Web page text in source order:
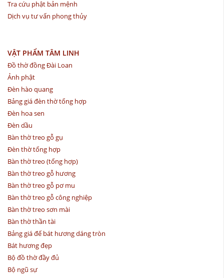
Tra cứu phật bản mệnh
Dịch vụ tư vấn phong thủy
VẬT PHẨM TÂM LINH
Đồ thờ đồng Đài Loan
Ảnh phật
Đèn hào quang
Bảng giá đèn thờ tổng hợp
Đèn hoa sen
Đèn dầu
Bàn thờ treo gỗ gụ
Đèn thờ tổng hợp
Bàn thờ treo (tổng hợp)
Bàn thờ treo gỗ hương
Bàn thờ treo gỗ pơ mu
Bàn thờ treo gỗ công nghiệp
Bàn thờ treo sơn mài
Bàn thờ thần tài
Bảng giá đế bát hương dáng tròn
Bát hương đẹp
Bộ đồ thờ đầy đủ
Bộ ngũ sự